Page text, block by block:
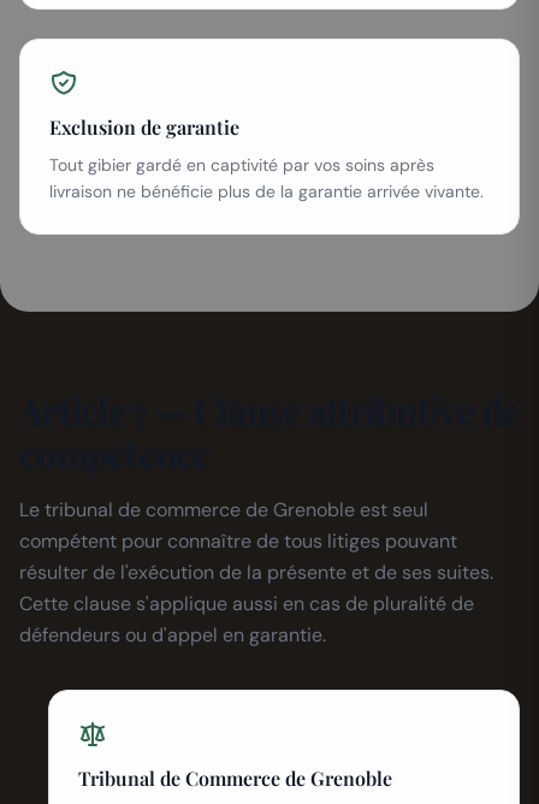
Exclusion de garantie
Tout gibier gardé en captivité par vos soins après
livraison ne bénéficie plus de la garantie arrivée vivante.
Le tribunal de commerce de Grenoble est seul
compétent pour connaître de tous litiges pouvant
résulter de l'exécution de la présente et de ses suites.
Cette clause s'applique aussi en cas de pluralité de
défendeurs ou d'appel en garantie.
Tribunal de Commerce de Grenoble